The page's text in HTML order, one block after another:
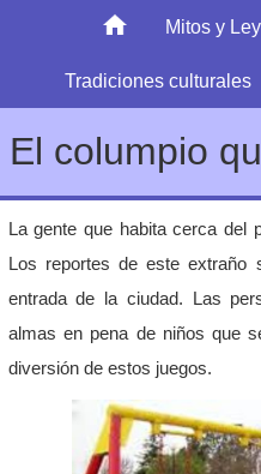
Mitos y
Tradiciones culturales
El columpio
La gente que habita cerca del
Los reportes de este extraño
entrada de la ciudad. Las
almas en pena de niños que
diversión de estos juegos.